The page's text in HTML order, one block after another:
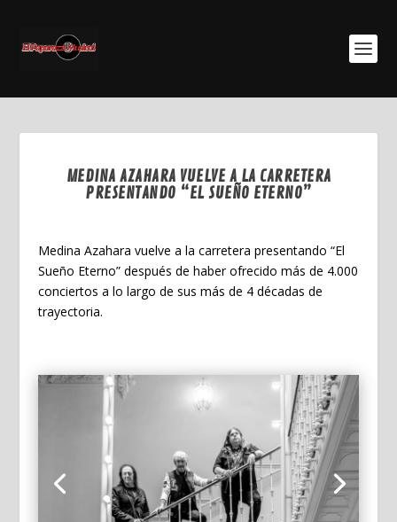
MEDINA AZAHARA VUELVE A LA CARRETERA
PRESENTANDO “EL SUEÑO ETERNO”
Medina Azahara vuelve a la carretera presentando “El
Sueño Eterno” después de haber ofrecido más de 4.000
conciertos a lo largo de sus más de 4 décadas de
trayectoria.